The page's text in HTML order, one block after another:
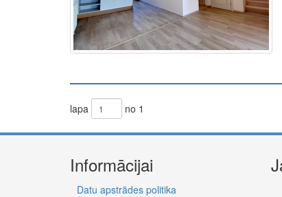
lapa no 1
Informācijai
Datu apstrādes politika